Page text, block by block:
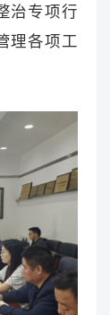
治专项行
理各项工